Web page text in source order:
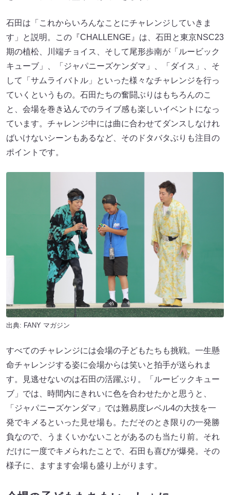
石田は「これからいろんなことにチャレンジしていきま
す」と説明。この『CHALLENGE』は、石田と東京NSC23
期の植松、川端チョイス、そして尾形歩南が「ルービック
キューブ」、「ジャパニーズケンダマ」、「ダイス」、そ
して「サムライバトル」といった様々なチャレンジを行っ
ていくというもの。石田たちの奮闘ぶりはもちろんのこ
と、会場を巻き込んでのライブ感も楽しいイベントになっ
ています。チャレンジ中には曲に合わせてダンスしなけれ
ばいけないシーンもあるなど、そのドタバタぶりも注目の
ポイントです。
出典: FANY マガジン
すべてのチャレンジには会場の子どもたちも挑戦。一生懸
命チャレンジする姿に会場からは笑いと拍手が送られま
す。見逃せないのは石田の活躍ぶり。「ルービックキュー
ブ」では、時間内にきれいに色を合わせたかと思うと、
「ジャパニーズケンダマ」では難易度レベル4の大技を一
発でキメるといった見せ場も。ただそのとき限りの一発勝
負なので、うまくいかないことがあるのも当たり前。それ
だけに一度でキメられたことで、石田も喜びが爆発。その
様子に、ますます会場も盛り上がります。